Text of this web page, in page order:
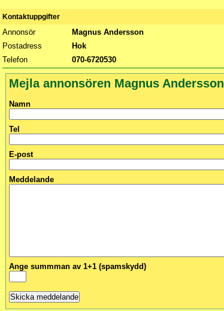
Kontaktuppgifter
Annonsör
Magnus Andersson
Postadress
Hok
Telefon
070-6720530
Mejla annonsören Magnus Andersson
Namn
Tel
E-post
Meddelande
Ange summman av 1+1 (spamskydd)